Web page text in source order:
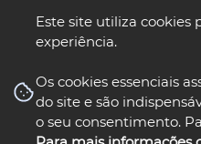
Este site utiliza cookies
experiência.
Os cookies essenciais
do site e são
o seu consentimento.
nos